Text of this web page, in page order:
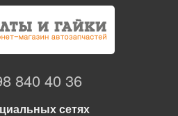
840 40 36
сетях